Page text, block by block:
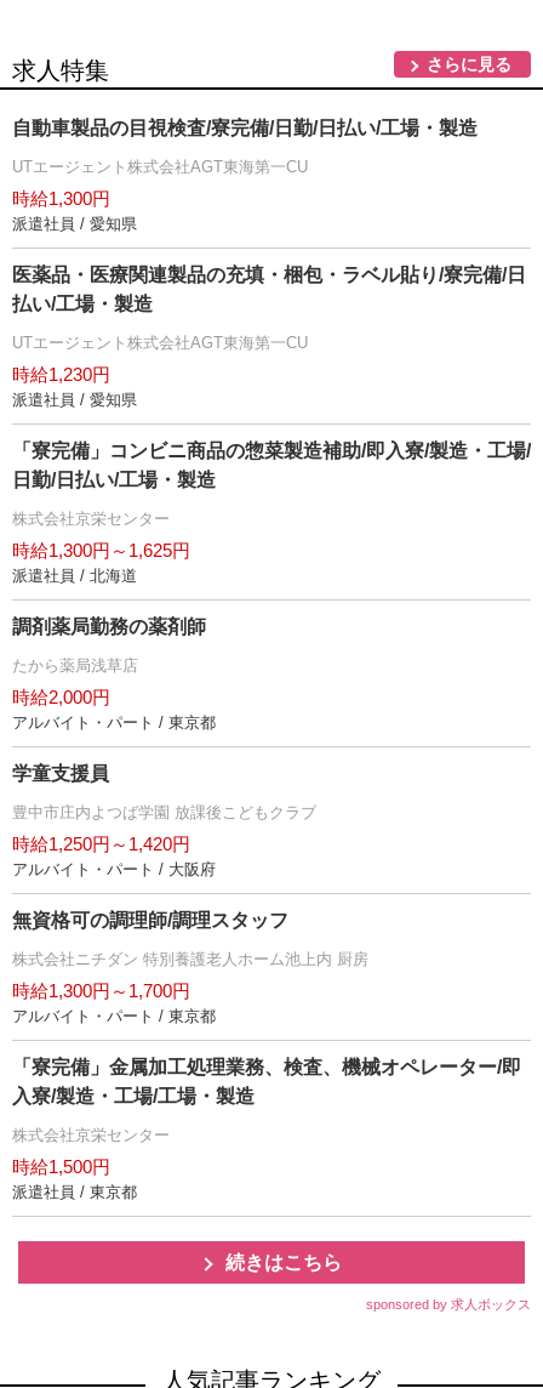
求人特集 さらに見る
自動車製品の目視検査/寮完備/日勤/日払い/工場・製造
UTエージェント株式会社AGT東海第一CU
時給1,300円
派遣社員 / 愛知県
医薬品・医療関連製品の充填・梱包・ラベル貼り/寮完備/日
払い/工場・製造
UTエージェント株式会社AGT東海第一CU
時給1,230円
派遣社員 / 愛知県
「寮完備」コンビニ商品の惣菜製造補助/即入寮/製造・工場/
日勤/日払い/工場・製造
株式会社京栄センター
時給1,300円～1,625円
派遣社員 / 北海道
調剤薬局勤務の薬剤師
たから薬局浅草店
時給2,000円
アルバイト・パート / 東京都
学童支援員
豊中市庄内よつば学園 放課後こどもクラブ
時給1,250円～1,420円
アルバイト・パート / 大阪府
無資格可の調理師/調理スタッフ
株式会社ニチダン 特別養護老人ホーム池上内 厨房
時給1,300円～1,700円
アルバイト・パート / 東京都
「寮完備」金属加工処理業務、検査、機械オペレーター/即
入寮/製造・工場/工場・製造
株式会社京栄センター
時給1,500円
派遣社員 / 東京都
続きはこちら
sponsored by 求人ボックス
人気記事ランキング